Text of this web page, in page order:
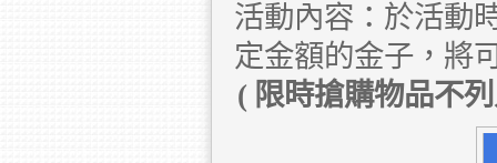
活動內容：於活動
定金額的金子，將
( 限時搶購物品不